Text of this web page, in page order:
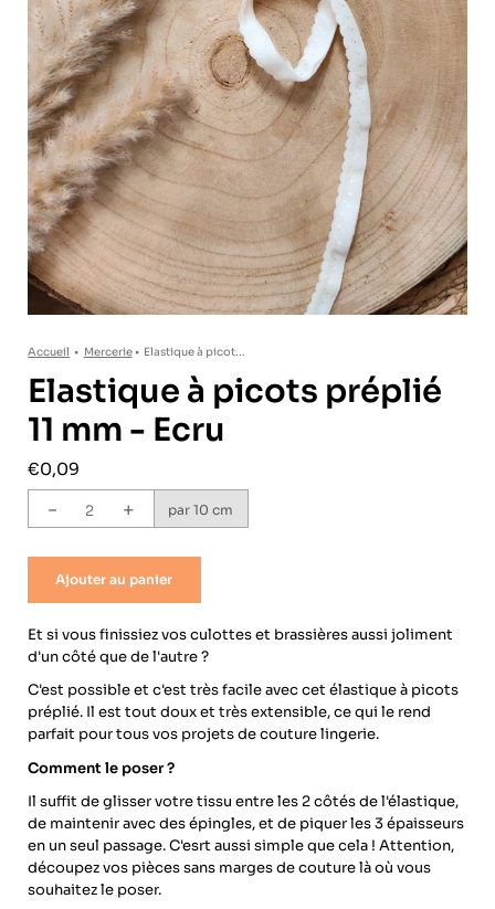
Accueil • Mercerie• Elastique à picot...
Elastique à picots préplié
11 mm - Ecru
€0,09
- + par 10 cm
Ajouter au panier
Et si vous finissiez vos culottes et brassières aussi joliment
d'un côté que de l'autre ?
C'est possible et c'est très facile avec cet élastique à picots
préplié. Il est tout doux et très extensible, ce qui le rend
parfait pour tous vos projets de couture lingerie.
Comment le poser ?
Il suffit de glisser votre tissu entre les 2 côtés de l'élastique,
de maintenir avec des épingles, et de piquer les 3 épaisseurs
en un seul passage. C'esrt aussi simple que cela ! Attention,
découpez vos pièces sans marges de couture là où vous
souhaitez le poser.